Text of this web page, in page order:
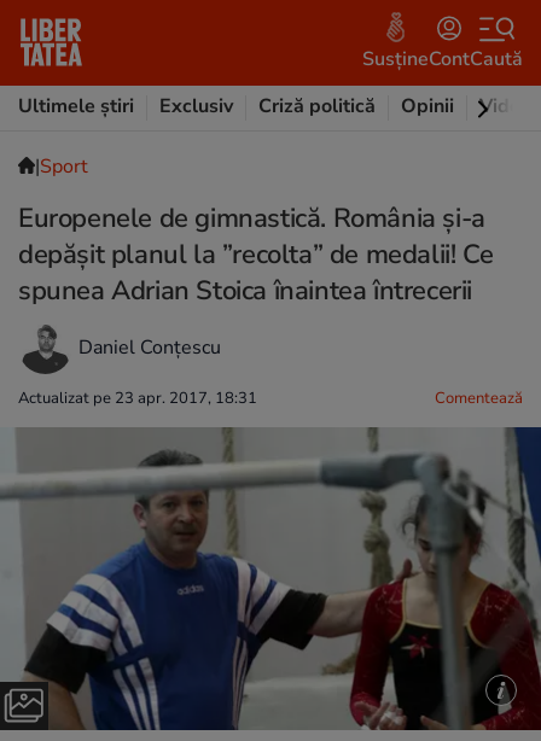
SusțineContCaută
Ultimele știri
Exclusiv Criză politică Opinii Video
|Sport
Europenele de gimnastică. România și-a
depășit planul la ”recolta” de medalii! Ce
spunea Adrian Stoica înaintea întrecerii
Daniel Conțescu
Actualizat pe 23 apr. 2017, 18:31 Comentează